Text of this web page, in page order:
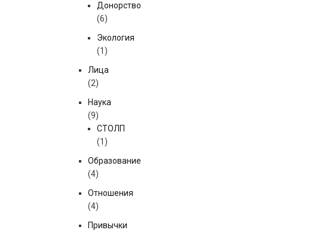
Донорство
(6)
Экология
(1)
Лица
(2)
Наука
(9)
СТОЛП
(1)
Образование
(4)
Отношения
(4)
Привычки